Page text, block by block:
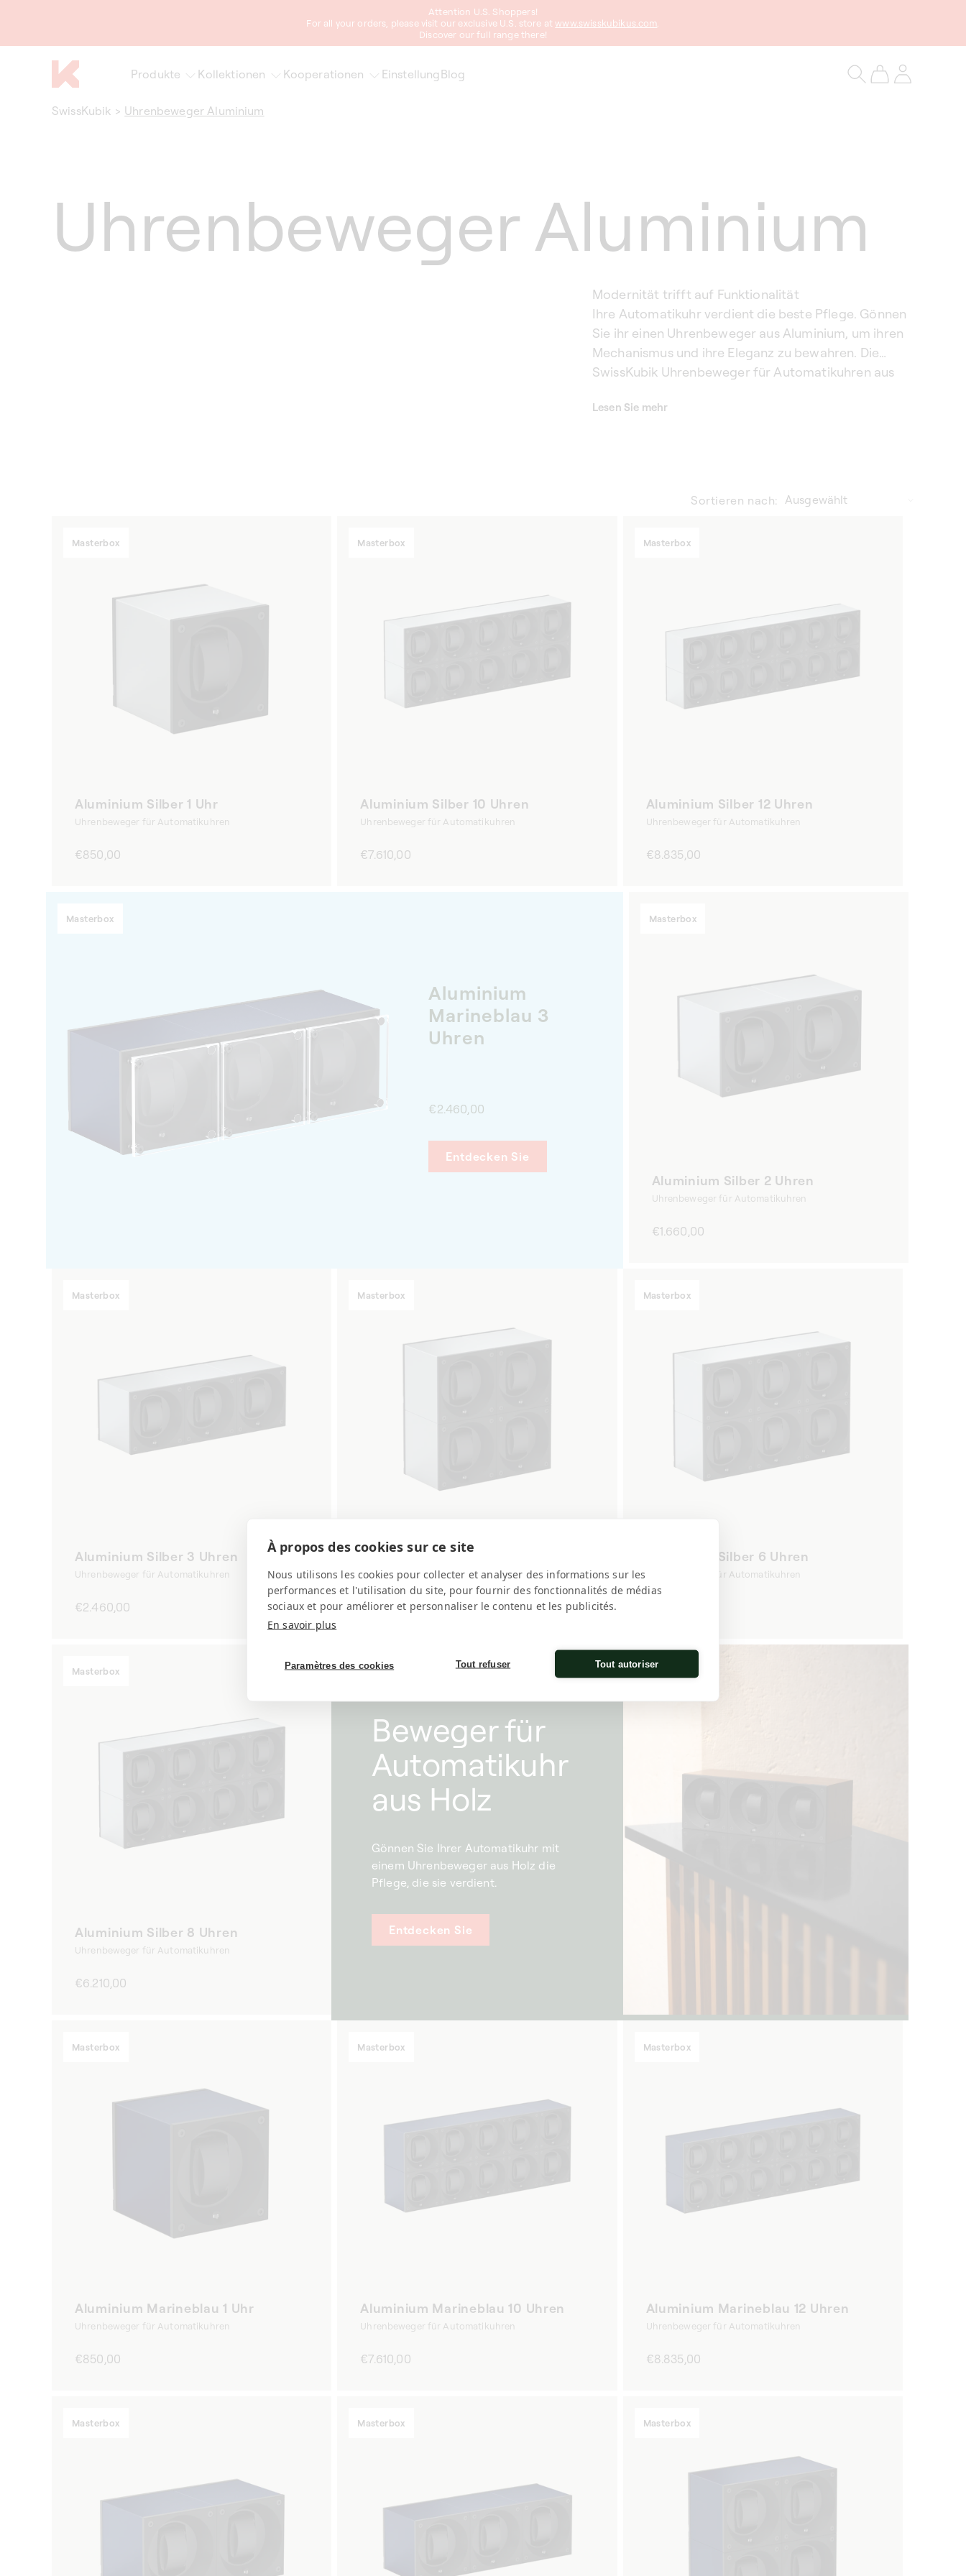
À propos des cookies sur ce site
Nous utilisons les cookies pour collecter et analyser des informations sur les
performances et l'utilisation du site, pour fournir des fonctionnalités de médias
sociaux et pour améliorer et personnaliser le contenu et les publicités.
En savoir plus
Paramètres des cookies Tout refuser Tout autoriser
Attention U.S. Shoppers!
For all your orders, please visit our exclusive U.S. store at www.swisskubikus.com
Discover our full range there!
Produkte Kollektionen Kooperationen Einstellung Blog Warenkorb
Einloggen
SwissKubik > Uhrenbeweger Aluminium
Uhrenbeweger Aluminium
Modernität trifft auf Funktionalität
Ihre Automatikuhr verdient die beste Pflege. Gönnen
Sie ihr einen Uhrenbeweger aus Aluminium, um ihren
Mechanismus und ihre Eleganz zu bewahren. Die
SwissKubik Uhrenbeweger für Automatikuhren aus
kompliziertester Uhren gerecht zu werden. Sie
Lesen Sie mehr
Sortieren nach:
Masterbox
Aluminium Silber 1 Uhr
Uhrenbeweger für Automatikuhren
Normaler
€850,00
Masterbox
Aluminium Silber 10 Uhren
Uhrenbeweger für Automatikuhren
Normaler
€7.610,00
Masterbox
Aluminium Silber 12 Uhren
Uhrenbeweger für Automatikuhren
Normaler
€8.835,00
Aluminium
Marineblau 3
Uhren
€2.460,00
Entdecken Sie
Masterbox Masterbox
Aluminium Silber 2 Uhren
Uhrenbeweger für Automatikuhren
Normaler
€1.660,00
Masterbox
Aluminium Silber 3 Uhren
Uhrenbeweger für Automatikuhren
Normaler
€2.460,00
Masterbox
Aluminium Silber 4 Uhren
Uhrenbeweger für Automatikuhren
Normaler
€3.260,00
Masterbox
Aluminium Silber 6 Uhren
Uhrenbeweger für Automatikuhren
Masterbox
Aluminium Silber 8 Uhren
Uhrenbeweger für Automatikuhren
Normaler
€6.210,00
Beweger für
Automatikuhr
aus Holz
Gönnen Sie Ihrer Automatikuhr mit
einem Uhrenbeweger aus Holz die
Pflege, die sie verdient.
Entdecken Sie
Masterbox
Aluminium Marineblau 1 Uhr
Uhrenbeweger für Automatikuhren
Normaler
€850,00
Masterbox
Aluminium Marineblau 10 Uhren
Uhrenbeweger für Automatikuhren
Normaler
€7.610,00
Masterbox
Aluminium Marineblau 12 Uhren
Uhrenbeweger für Automatikuhren
Normaler
€8.835,00
Masterbox Masterbox Masterbox